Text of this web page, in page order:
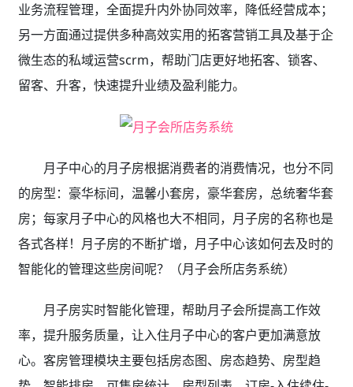
业务流程管理，全面提升内外协同效率，降低经营成本；
另一方面通过提供多种高效实用的拓客营销工具及基于企
微生态的私域运营scrm，帮助门店更好地拓客、锁客、
留客、升客，快速提升业绩及盈利能力。
月子中心的月子房根据消费者的消费情况，也分不同
的房型：豪华标间，温馨小套房，豪华套房，总统奢华套
房；每家月子中心的风格也大不相同，月子房的名称也是
各式各样！月子房的不断扩增，月子中心该如何去及时的
智能化的管理这些房间呢？（月子会所店务系统）
月子房实时智能化管理，帮助月子会所提高工作效
率，提升服务质量，让入住月子中心的客户更加满意放
心。客房管理模块主要包括房态图、房态趋势、房型趋